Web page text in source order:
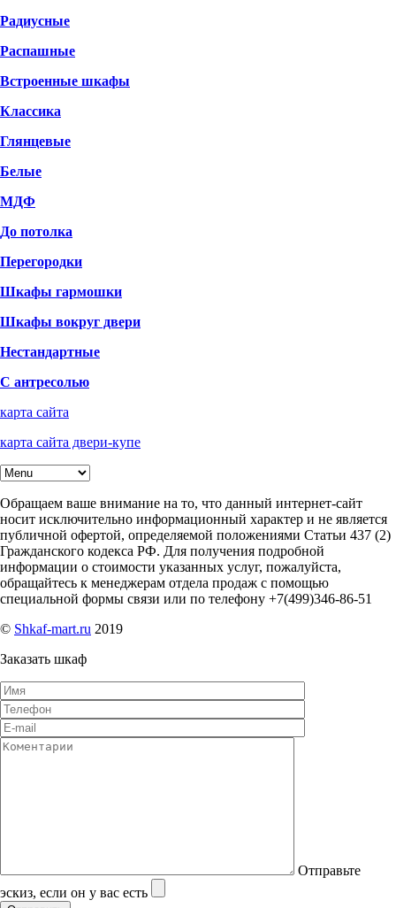
Радиусные
Распашные
Встроенные шкафы
Классика
Глянцевые
Белые
МДФ
До потолка
Перегородки
Шкафы гармошки
Шкафы вокруг двери
Нестандартные
С антресолью
карта сайта
карта сайта двери-купе
Обращаем ваше внимание на то, что данный интернет-сайт
носит исключительно информационный характер и не является
публичной офертой, определяемой положениями Статьи 437 (2)
Гражданского кодекса РФ. Для получения подробной
информации о стоимости указанных услуг, пожалуйста,
обращайтесь к менеджерам отдела продаж с помощью
специальной формы связи или по телефону +7(499)346-86-51
© Shkaf-mart.ru 2019
Заказать шкаф
Отправьте
эскиз, если он у вас есть